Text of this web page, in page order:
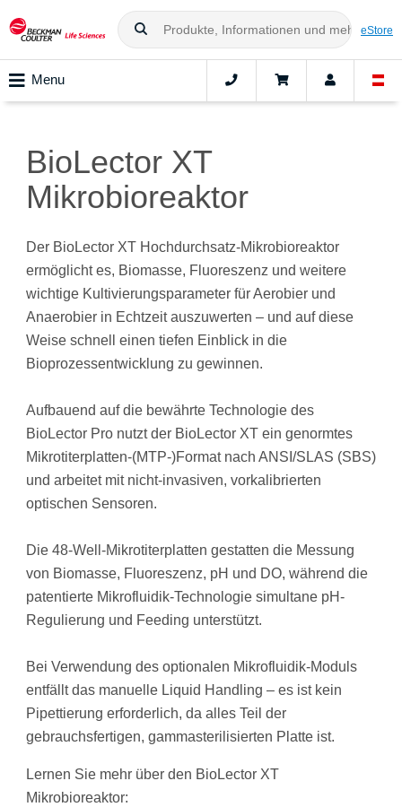
eStore
Menu
BioLector XT
Mikrobioreaktor
Der BioLector XT Hochdurchsatz-Mikrobioreaktor
ermöglicht es, Biomasse, Fluoreszenz und weitere
wichtige Kultivierungsparameter für Aerobier und
Anaerobier in Echtzeit auszuwerten – und auf diese
Weise schnell einen tiefen Einblick in die
Bioprozessentwicklung zu gewinnen.
Aufbauend auf die bewährte Technologie des
BioLector Pro nutzt der BioLector XT ein genormtes
Mikrotiterplatten-(MTP-)Format nach ANSI/SLAS (SBS)
und arbeitet mit nicht-invasiven, vorkalibrierten
optischen Sensoren.
Die 48-Well-Mikrotiterplatten gestatten die Messung
von Biomasse, Fluoreszenz, pH und DO, während die
patentierte Mikrofluidik-Technologie simultane pH-
Regulierung und Feeding unterstützt.
Bei Verwendung des optionalen Mikrofluidik-Moduls
entfällt das manuelle Liquid Handling – es ist kein
Pipettierung erforderlich, da alles Teil der
gebrauchsfertigen, gammasterilisierten Platte ist.
Lernen Sie mehr über den BioLector XT
Mikrobioreaktor: